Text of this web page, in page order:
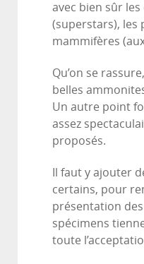
avec bien sûr
(superstars), les
mammifères
Qu’on se
belles
Un autre point
assez
proposés.
Il faut y ajouter
certains, pour
présentation
spécimens
toute